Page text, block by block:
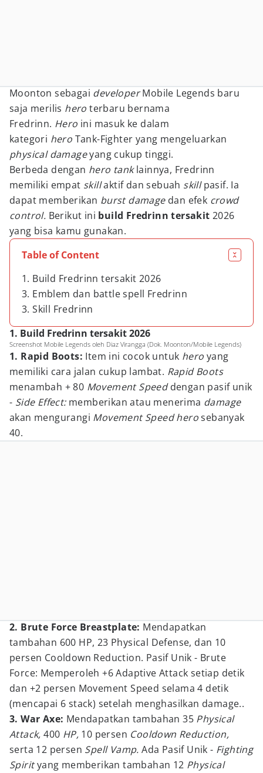
Moonton sebagai developerMobile Legends baru
saja merilis heroterbaru bernama
Fredrinn. Hero ini masuk ke dalam
kategori hero Tank-Fighter yang mengeluarkan
physical damageyang cukup tinggi.
Berbeda dengan hero tanklainnya, Fredrinn
memiliki empat skillaktif dan sebuah skillpasif. Ia
dapat memberikan burst damage dan efek crowd
control. Berikut ini build Fredrinn tersakit2026
yang bisa kamu gunakan.
Table of Content
1. Build Fredrinn tersakit 2026
3. Emblem dan battle spell Fredrinn
3. Skill Fredrinn
1. Build Fredrinn tersakit 2026
Screenshot Mobile Legends oleh Diaz Virangga (Dok. Moonton/Mobile Legends)
1. Rapid Boots: Item ini cocok untuk hero yang
memiliki cara jalan cukup lambat. Rapid Boots
menambah + 80 Movement Speeddengan pasif unik
- Side Effect:memberikan atau menerima damage
akan mengurangi Movement Speed herosebanyak
40.
2. Brute Force Breastplate: Mendapatkan
tambahan 600 HP, 23 Physical Defense, dan 10
persen Cooldown Reduction. Pasif Unik - Brute
Force: Memperoleh +6 Adaptive Attack setiap detik
dan +2 persen Movement Speed selama 4 detik
(mencapai 6 stack) setelah menghasilkan damage..
3. War Axe: Mendapatkan tambahan 35 Physical
Attack,400 HP, 10 persen Cooldown Reduction,
serta 12 persen Spell Vamp.Ada Pasif Unik - Fighting
Spirityang memberikan tambahan 12 Physical